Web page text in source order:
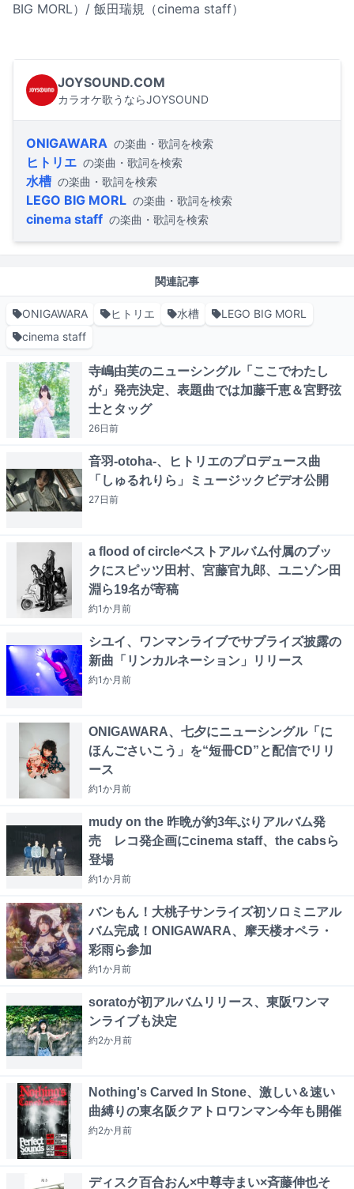
BIG MORL）/ 飯田瑞規（cinema staff）
JOYSOUND.COM
カラオケ歌うならJOYSOUND
ONIGAWARA の楽曲・歌詞を検索
ヒトリエ の楽曲・歌詞を検索
水槽 の楽曲・歌詞を検索
LEGO BIG MORL の楽曲・歌詞を検索
cinema staff の楽曲・歌詞を検索
関連記事
ONIGAWARA ヒトリエ 水槽
LEGO BIG MORL
cinema staff
寺嶋由芙のニューシングル「ここでわたし
が」発売決定、表題曲では加藤千恵＆宮野弦
士とタッグ
26日前
音羽-otoha-、ヒトリエのプロデュース曲
「しゅるれりら」ミュージックビデオ公開
27日前
a flood of circleベストアルバム付属のブッ
クにスピッツ田村、宮藤官九郎、ユニゾン田
淵ら19名が寄稿
約1か月前
シユイ、ワンマンライブでサプライズ披露の
新曲「リンカルネーション」リリース
約1か月前
ONIGAWARA、七夕にニューシングル「に
ほんごさいこう」を“短冊CD”と配信でリリ
ース
約1か月前
mudy on the 昨晩が約3年ぶりアルバム発
売 レコ発企画にcinema staff、the cabsら
登場
約1か月前
バンもん！大桃子サンライズ初ソロミニアル
バム完成！ONIGAWARA、摩天楼オペラ・
彩雨ら参加
約1か月前
soratoが初アルバムリリース、東阪ワンマ
ンライブも決定
約2か月前
Nothing's Carved In Stone、激しい＆速い
曲縛りの東名阪クアトロワンマン今年も開催
約2か月前
ディスク百合おん×中尊寺まい×斉藤伸也そ